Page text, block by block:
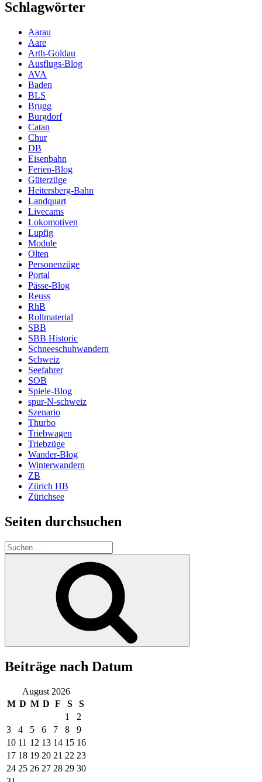
Schlagwörter
Aarau
Aare
Arth-Goldau
Ausflugs-Blog
AVA
Baden
BLS
Brugg
Burgdorf
Catan
Chur
DB
Eisenbahn
Ferien-Blog
Güterzüge
Heitersberg-Bahn
Landquart
Livecams
Lokomotiven
Lupfig
Module
Olten
Personenzüge
Portal
Pässe-Blog
Reuss
RhB
Rollmaterial
SBB
SBB Historic
Schneeschuhwandern
Schweiz
Seefahrer
SOB
Spiele-Blog
spur-N-schweiz
Szenario
Thurbo
Triebwagen
Triebzüge
Wander-Blog
Winterwandern
ZB
Zürich HB
Zürichsee
Seiten durchsuchen
Suchen
nach:
Beiträge nach Datum
August 2026
M D M D F S
S
1
2
3
4 5 6 7 8
9
10 11 12 13 14 15 16
17 18 19 20 21 22 23
24 25 26 27 28 29 30